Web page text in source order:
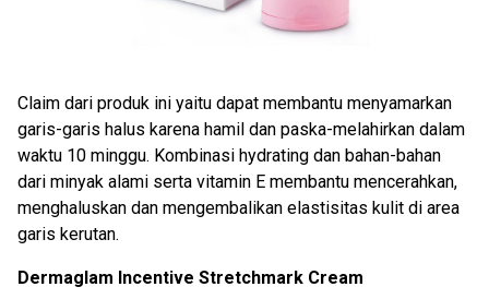
Claim dari produk ini yaitu dapat membantu menyamarkan
garis-garis halus karena hamil dan paska-melahirkan dalam
waktu 10 minggu. Kombinasi hydrating dan bahan-bahan
dari minyak alami serta vitamin E membantu mencerahkan,
menghaluskan dan mengembalikan elastisitas kulit di area
garis kerutan.
Dermaglam Incentive Stretchmark Cream